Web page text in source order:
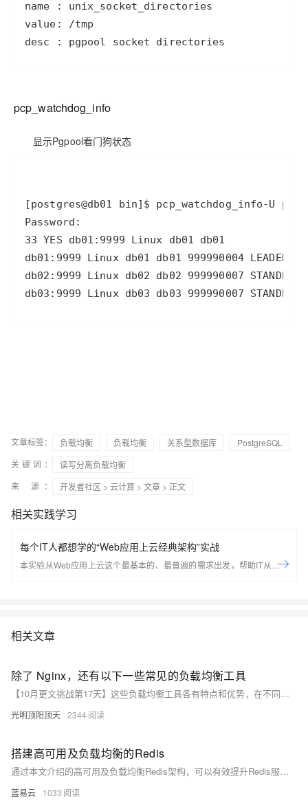
desc : pgpool socket directories
pcp_watchdog_info
显示Pgpool看门狗状态
[postgres@db01 bin] $ pcp_watchdog_info-U
33
db01:9999 Linux db01 db01 999990004 LEADER
db02:9999 Linux db02 db02 999990007 STANDBY
db03:9999 Linux db03 db03 999990007 STANDBY
文章标签： 负载均衡 负载均衡 关系型数据库
PostgreSQL
关键词：
读写分离负载均衡
来 源：
开发者社区 > 云计算 > 文章 > 正文
相关实践学习
每个IT人都想学的“Web应用上云经典架构”实战
本实验从Web应用上云这个最基本的、最普遍的需求出发，帮助IT从业者
相关文章
除了 Nginx，还有以下一些常见的负载均衡工具
【10月更文挑战第17天】这些负载均衡工具各有特点和优势，在不同的应用场景中发挥着重要作用。选择合适的负载均衡工具需要综合考虑性能、功能、稳定性、成本等因素。
光明顶阳顶天 2344
搭建高可用及负载均衡的Redis
通过本文介绍的高可用及负载均衡Redis架构，可以有效提升Redis服务的可靠性和性能。主从复制、哨兵模式、Redis集群以及负载均衡技术的结合，使得Redis系统在应对高并发和数据一致性方面表现出色。这些配置和技术不仅适用于小型应用，也能够支持大规模企业级应用的需求。希望本文能够为您的Redis部署提供实用指导和参考。
蓝易云 1033